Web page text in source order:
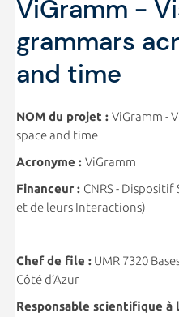
ViGramm -
grammars
and time
NOM du projet : ViGramm -
space and time
Acronyme : ViGramm
Financeur : CNRS - Dispositif
et de leurs Interactions)
Chef de file :UMR 7320
Côté d’Azur
Responsable scientifique à